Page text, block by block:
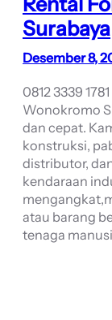
Surabaya
Desember 8,
0812 3339
Wonokromo
dan cepat.
konstruksi,
distributor,
kendaraan
atau barang
tenaga